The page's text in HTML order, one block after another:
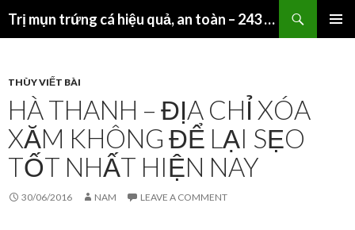
Trị mụn trứng cá hiệu quả, an toàn – 243 Giảng Võ – HN
THÙY VIẾT BÀI
HÀ THANH – ĐỊA CHỈ XÓA
XĂM KHÔNG ĐỂ LẠI SẸO
TỐT NHẤT HIỆN NAY
30/06/2016 NAM LEAVE A COMMENT